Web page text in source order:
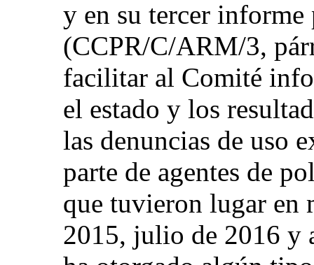
y en su tercer
(CCPR/C/ARM/3,
facilitar al Comité
el estado y los
las denuncias de uso
parte de agentes de
que tuvieron lugar en
2015, julio de 2016 y